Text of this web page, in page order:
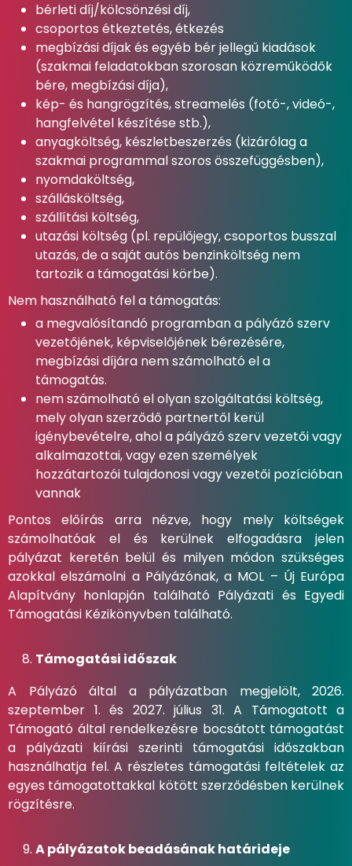
bérleti díj/kölcsönzési díj,
csoportos étkeztetés, étkezés
megbízási díjak és egyéb bér jellegű kiadások
(szakmai feladatokban szorosan közreműködők
bére, megbízási díja),
kép- és hangrögzítés, streamelés (fotó-, videó-,
hangfelvétel készítése stb.),
anyagköltség, készletbeszerzés (kizárólag a
szakmai programmal szoros összefüggésben),
nyomdaköltség,
szállásköltség,
szállítási költség,
utazási költség (pl. repülőjegy, csoportos busszal
utazás, de a saját autós benzinköltség nem
tartozik a támogatási körbe).
Nem használható fel a támogatás:
a megvalósítandó programban a pályázó szerv
vezetőjének, képviselőjének bérezésére,
megbízási díjára nem számolható el a
támogatás.
nem számolható el olyan szolgáltatási költség,
mely olyan szerződő partnertől kerül
igénybevételre, ahol a pályázó szerv vezetői vagy
alkalmazottai, vagy ezen személyek
hozzátartozói tulajdonosi vagy vezetői pozícióban
vannak
Pontos előírás arra nézve, hogy mely költségek
számolhatóak el és kerülnek elfogadásra jelen
pályázat keretén belül és milyen módon szükséges
azokkal elszámolni a Pályázónak, a MOL – Új Európa
Alapítvány honlapján található Pályázati és Egyedi
Támogatási Kézikönyvben található.
Támogatási időszak
A Pályázó által a pályázatban megjelölt, 2026.
szeptember 1. és 2027. július 31. A Támogatott a
Támogató által rendelkezésre bocsátott támogatást
a pályázati kiírási szerinti támogatási időszakban
használhatja fel. A részletes támogatási feltételek az
egyes támogatottakkal kötött szerződésben kerülnek
rögzítésre.
A pályázatok beadásának határideje